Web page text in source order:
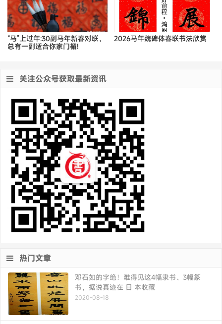
“马”上过年:30副马年新春对联，
总有一副适合你家门楣!
2026马年魏碑体春联书法欣赏
关注公众号获取最新资讯
热门文章
邓石如的字绝！难得见这4幅隶书、3幅篆
书，据说真迹在 日 本收藏
2020-08-18